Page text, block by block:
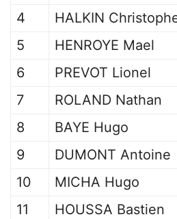
4
HALKIN
5
HENROYE Mael
6
PREVOT Lionel
7
ROLAND Nathan
8
BAYE Hugo
9
DUMONT Antoine
10
MICHA Hugo
11
HOUSSA Bastien